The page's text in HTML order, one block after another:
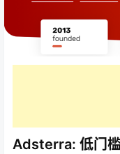
Adsterra: 低门